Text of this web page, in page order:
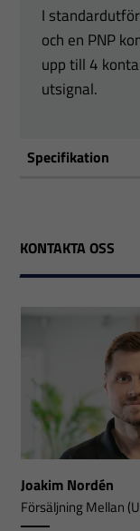
I
och en PNP
upp till 4
utsignal.
Specifikation
KONTAKTA OSS
Joakim Nordén
Försäljning Mellan